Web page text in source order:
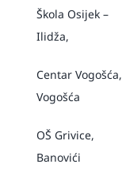
Škola Osijek –
Ilidža,
Centar Vogošća,
Vogošća
OŠ Grivice,
Banovići